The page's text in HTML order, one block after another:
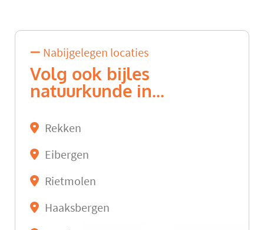
Nabijgelegen locaties
Volg ook bijles
natuurkunde in...
Rekken
Eibergen
Rietmolen
Haaksbergen